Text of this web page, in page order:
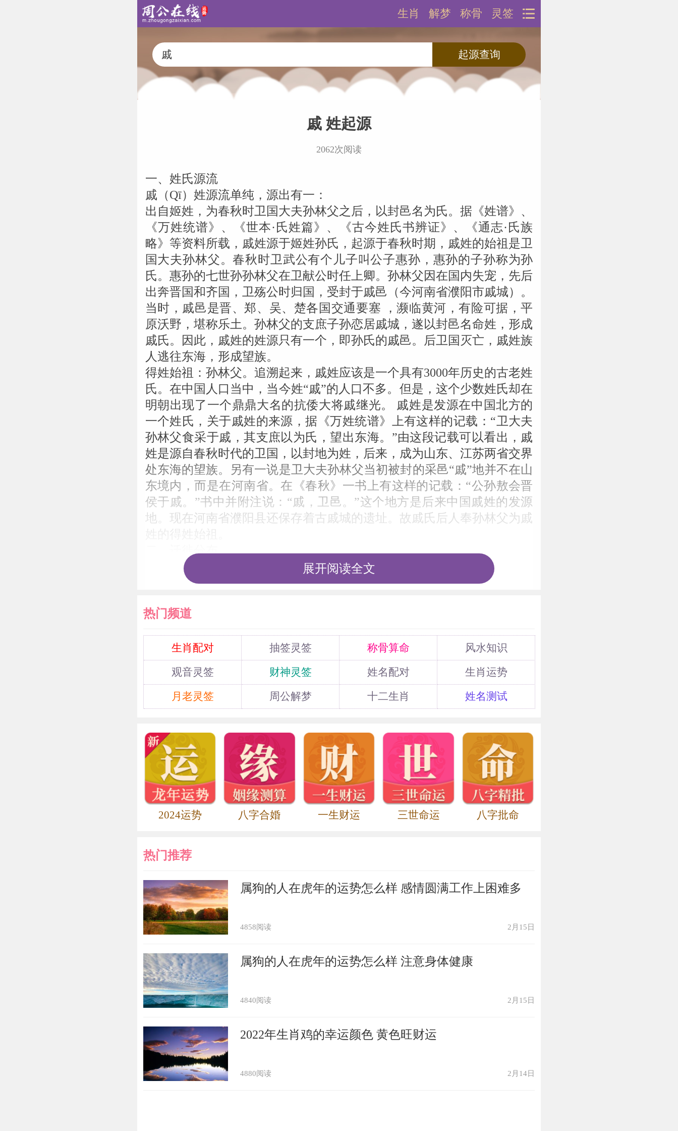
灵签
称骨
解梦
生肖
戚 姓起源
2062次阅读
一、姓氏源流
戚（Qī）姓源流单纯，源出有一：
出自姬姓，为春秋时卫国大夫孙林父之后，以封邑名为氏。据《姓谱》、
《万姓统谱》、《世本·氏姓篇》、《古今姓氏书辨证》、《通志·氏族
略》等资料所载，戚姓源于姬姓孙氏，起源于春秋时期，戚姓的始祖是卫
国大夫孙林父。春秋时卫武公有个儿子叫公子惠孙，惠孙的子孙称为孙
氏。惠孙的七世孙孙林父在卫献公时任上卿。孙林父因在国内失宠，先后
出奔晋国和齐国，卫殇公时归国，受封于戚邑（今河南省濮阳市戚城）。
当时，戚邑是晋、郑、吴、楚各国交通要塞 ，濒临黄河，有险可据，平
原沃野，堪称乐土。孙林父的支庶子孙恋居戚城，遂以封邑名命姓，形成
戚氏。因此，戚姓的姓源只有一个，即孙氏的戚邑。后卫国灭亡，戚姓族
人逃往东海，形成望族。
得姓始祖：孙林父。追溯起来，戚姓应该是一个具有3000年历史的古老姓
氏。在中国人口当中，当今姓“戚”的人口不多。但是，这个少数姓氏却在
明朝出现了一个鼎鼎大名的抗倭大将戚继光。 戚姓是发源在中国北方的
一个姓氏，关于戚姓的来源，据《万姓统谱》上有这样的记载：“卫大夫
孙林父食采于戚，其支庶以为氏，望出东海。”由这段记载可以看出，戚
姓是源自春秋时代的卫国，以封地为姓，后来，成为山东、江苏两省交界
处东海的望族。另有一说是卫大夫孙林父当初被封的采邑“戚”地并不在山
东境内，而是在河南省。在《春秋》一书上有这样的记载：“公孙敖会晋
侯于戚。”书中并附注说：“戚，卫邑。”这个地方是后来中国戚姓的发源
地。现在河南省濮阳县还保存着古戚城的遗址。故戚氏后人奉孙林父为戚
二、迁徙分布
（缺）戚姓在大陆和台湾均未进入前一百大姓。公元前205年，楚汉相
争，彭城（徐州）一战，刘邦战败，西逃至定陶，夜宿戚家寨（在戚姬庙
戚姬许配给他。戚姬姿容艳丽，袅袅婷婷，刘邦一见倾心，遂当晚拜堂成
洛阳，后迁长安，接戚姬及其子入宫。如意聪明伶俐，刘邦说他酷肖自
己，甚为宠爱。如意10岁时，封为赵王。刘邦晚年，疏吕后而宠戚姬，当
时，戚夫人常随刘邦外出打仗，而令吕后守候宫中。刘邦以太子刘盈性软
弱，欲废之而改立赵王，因大臣固争，而未能如愿，由是吕后嫉恨戚姬及
赵王。刘邦死后，刘盈即位，吕后为皇太后，大权独揽。她下令将戚姬囚
姬儿子虽封为赵王，但远在河北不得相见。她常常一边舂米，一边悲
歌：“子为王兮母为虏，终日舂薄暮，常与死为伍，相离三千里，当使谁
告汝。”吕后为绝后患，遣使召回赵王，欲杀之。惠帝知母后意，乃亲自
迎赵王入宫，同起居共饮食吕后未得其便。一日惠帝晨起出射，赵王年
幼，不能早起。吕后闻其独居，使人携毒酒强迫赵王饮下而毒杀之。接着
后说：“这不是人做得出来的事。我为太后之子太后所为如此，我将何以
祸，戚姓人曾改姓齐，迁徙别居。汉文帝刘恒即位，为戚姬昭雪，并在戚
家寨修庙宇，超度亡魂，戚家人才复原姓。当今戚姓的人口不多，在大陆
和台湾均未进入前一百大姓。春秋时候，卫国大夫孙林父受封于戚城（今
天的河南省濮阳），其支系子孙就世代以封地名“戚”为姓。戚亡国以后，
其子孙后代逃到山东省东海郡，并且逐步在当地发展成为望族，因此，戚
姓世称东海郡（秦时置郡，治所在郯。今山东省郯城北）。
三、历史名人
戚 勰：汉代时是一个了不起的人物，他被封为表临侯，显赫多年，他的
戚 衮：字公文，南北朝时吴郡（今江苏省）盐官人。祖显，齐给事中。
父霸，梁临贺王府中兵参军。戚衮少聪慧，游学京都，受《三礼》于国子
助教刘文绍，一二年中，大义略备。年十九，梁武帝敕策《孔子正言》并
《周礼》、《礼记》义，衮对高第。仍除扬州祭酒从事史。就国子博士宋
展开阅读全文
热门频道
生肖配对 抽签灵签 称骨算命
风水知识
观音灵签
财神灵签 姓名配对
生肖运势
月老灵签
周公解梦 十二生肖 姓名测试
2024运势 八字合婚 一生财运 三世命运 八字批命
热门推荐
属狗的人在虎年的运势怎么样 感情圆满工作上困难多
4858阅读 2月15日
属狗的人在虎年的运势怎么样 注意身体健康
4840阅读 2月15日
2022年生肖鸡的幸运颜色 黄色旺财运
4880阅读 2月14日